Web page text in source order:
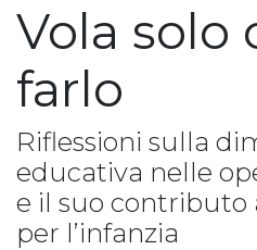
Vola solo
farlo
Riflessioni sulla
educativa nelle
e il suo
per l’infanzia